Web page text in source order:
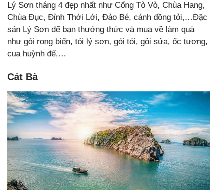
Lý Sơn tháng 4 đẹp nhất như Cổng Tò Vò, Chùa Hang,
Chùa Đục, Đỉnh Thới Lới, Đảo Bé, cánh đồng tỏi,…Đặc
sản Lý Sơn để bạn thưởng thức và mua về làm quà
như gỏi rong biển, tỏi lý sơn, gỏi tỏi, gỏi sứa, ốc tượng,
cua huỳnh đế,…
Cát Bà